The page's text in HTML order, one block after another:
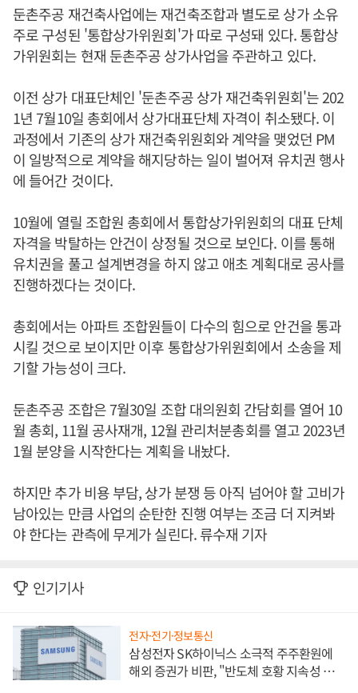
둔촌주공 재건축사업에는 재건축조합과 별도로 상가 소유
주로 구성된 '통합상가위원회'가 따로 구성돼 있다. 통합상
가위원회는 현재 둔촌주공 상가사업을 주관하고 있다.
이전 상가 대표단체인 '둔촌주공 상가 재건축위원회'는 202
1년 7월10일 총회에서 상가대표단체 자격이 취소됐다. 이
과정에서 기존의 상가 재건축위원회와 계약을 맺었던 PM
이 일방적으로 계약을 해지당하는 일이 벌어져 유치권 행사
에 들어간 것이다.
10월에 열릴 조합원 총회에서 통합상가위원회의 대표 단체
자격을 박탈하는 안건이 상정될 것으로 보인다. 이를 통해
유치권을 풀고 설계변경을 하지 않고 애초 계획대로 공사를
진행하겠다는 것이다.
총회에서는 아파트 조합원들이 다수의 힘으로 안건을 통과
시킬 것으로 보이지만 이후 통합상가위원회에서 소송을 제
기할 가능성이 크다.
둔촌주공 조합은 7월30일 조합 대의원회 간담회를 열어 10
월 총회, 11월 공사재개, 12월 관리처분총회를 열고 2023년
1월 분양을 시작한다는 계획을 내놨다.
하지만 추가 비용 부담, 상가 분쟁 등 아직 넘어야 할 고비가
남아있는 만큼 사업의 순탄한 진행 여부는 조금 더 지켜봐
야 한다는 관측에 무게가 실린다. 류수재 기자
인기기사
전자·전기·정보통신
삼성전자 SK하이닉스 소극적 주주환원에
해외 증권가 비판, "반도체 호황 지속성 의